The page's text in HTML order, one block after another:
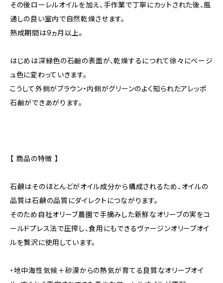
その後ローレルオイルを加え、手作業で丁寧にカットされた後、風
通しの良い室内で自然乾燥させます。
熟成期間は9ヵ月以上。
はじめは深緑色の石鹼の表面が、乾燥するにつれて徐々にベージ
ュ色に変わっていきます。
こうして外側がブラウン・内側がグリーンのよく知られたアレッポ
石鹼ができあがります。
【 商品の特徴 】
石鹸はそのほとんどがオイル成分から構成されるため、オイルの
品質は石鹸の品質にダイレクトにつながります。
そのため自社オリーブ農園で手摘みした新鮮なオリーブの実をコ
ールドプレス法で圧搾し、食用にもできるヴァージンオリーブオイ
ルを贅沢に使用しています。
・地中海性気候＋砂漠からの熱気が育てる良質なオリーブオイ